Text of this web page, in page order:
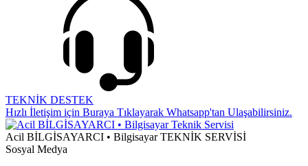
TEKNİK DESTEK
Hızlı İletişim için Buraya Tıklayarak Whatsapp'tan Ulaşabilirsiniz.
Acil BİLGİSAYARCI • Bilgisayar TEKNİK SERVİSİ
Sosyal Medya